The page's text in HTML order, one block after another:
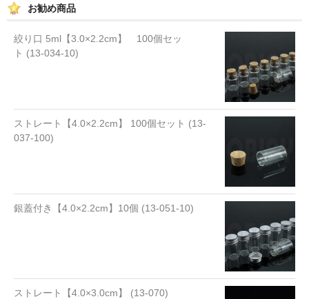
お勧め商品
絞り口 5ml【3.0×2.2cm】 100個セッ
ト (13-034-10)
ストレート【4.0×2.2cm】 100個セット (13-
037-100)
銀蓋付き【4.0×2.2cm】10個 (13-051-10)
ストレート【4.0×3.0cm】 (13-070)